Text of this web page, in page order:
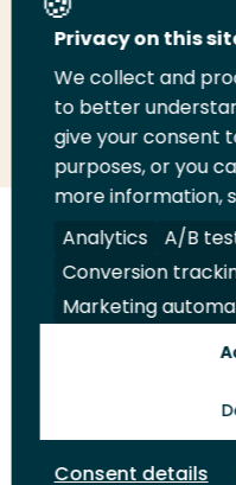
Deel deze pagina
Deel
LinkedIn
Deel
op
Twitter
Deel
op
Volg
ons
op
LinkedIn
Volg
ons
op
Facebook
Volg
ons
op
YouTube
Volg
ons
op
Juridisch Security
Privacy on this
We collect and
to better
give your consent
purposes, or you
more information,
Analytics
A/B
Conversion
Marketing
Consent details